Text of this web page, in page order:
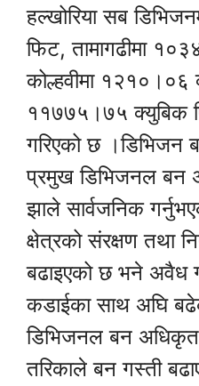
हल्खोरिया सब
फिट, तामागढीमा
कोल्हवीमा
११७७५।७५ क्युबिक
गरिएको छ ।डिभिजन
प्रमुख डिभिजनल बन
झाले सार्वजनिक
क्षेत्रको संरक्षण तथा
बढाइएको छ भने अवैध
कडाईका साथ अघि
डिभिजनल बन
तरिकाले बन गस्ती